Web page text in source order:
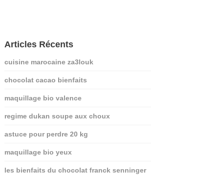
Articles Récents
cuisine marocaine za3louk
chocolat cacao bienfaits
maquillage bio valence
regime dukan soupe aux choux
astuce pour perdre 20 kg
maquillage bio yeux
les bienfaits du chocolat franck senninger